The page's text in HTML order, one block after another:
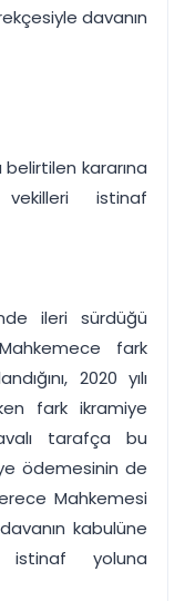
davanın
kararına
istinaf
ileri sürdüğü
fark
2020 yılı
fark ikramiye
tarafça bu
ödemesinin de
Mahkemesi
kabulüne
yoluna